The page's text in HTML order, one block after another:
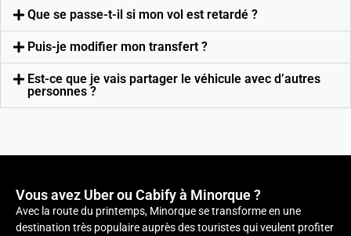
Que se passe-t-il si mon vol est retardé ?
Puis-je modifier mon transfert ?
Est-ce que je vais partager le véhicule avec d’autres
personnes ?
Vous avez Uber ou Cabify à Minorque ?
Avec la route du printemps, Minorque se transforme en une
destination très populaire auprès des touristes qui veulent profiter